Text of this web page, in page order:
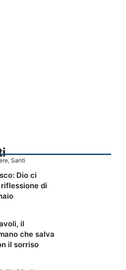
, Santi
Dio ci
di
il
che salva
il sorriso